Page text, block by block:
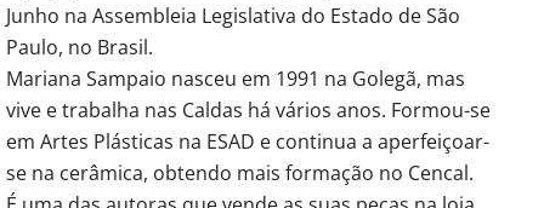
Junho na Assembleia Legislativa do Estado de São
Paulo, no Brasil.
Mariana Sampaio nasceu em 1991 na Golegã, mas
vive e trabalha nas Caldas há vários anos. Formou-se
em Artes Plásticas na ESAD e continua a aperfeiçoar-
se na cerâmica, obtendo mais formação no Cencal.